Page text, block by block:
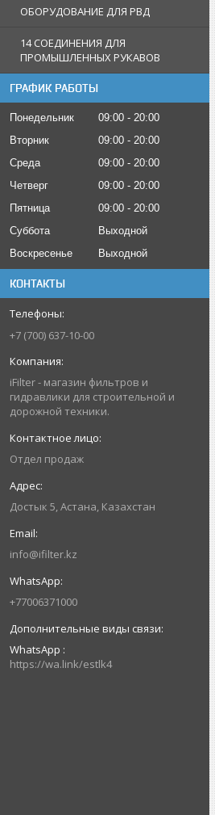
ОБОРУДОВАНИЕ ДЛЯ РВД
14 СОЕДИНЕНИЯ ДЛЯ
ПРОМЫШЛЕННЫХ РУКАВОВ
ГРАФИК РАБОТЫ
Понедельник 09:00
20:00
Вторник
09:00
20:00
Среда
09:00
20:00
Четверг
09:00
20:00
Пятница
09:00
20:00
Суббота
Выходной
Воскресенье
Выходной
КОНТАКТЫ
+7 (700) 637-10-00
iFilter - магазин фильтров и
гидравлики для строительной и
дорожной техники.
Отдел продаж
Достык 5, Астана, Казахстан
info@ifilter.kz
+77006371000
WhatsApp
https://wa.link/estlk4